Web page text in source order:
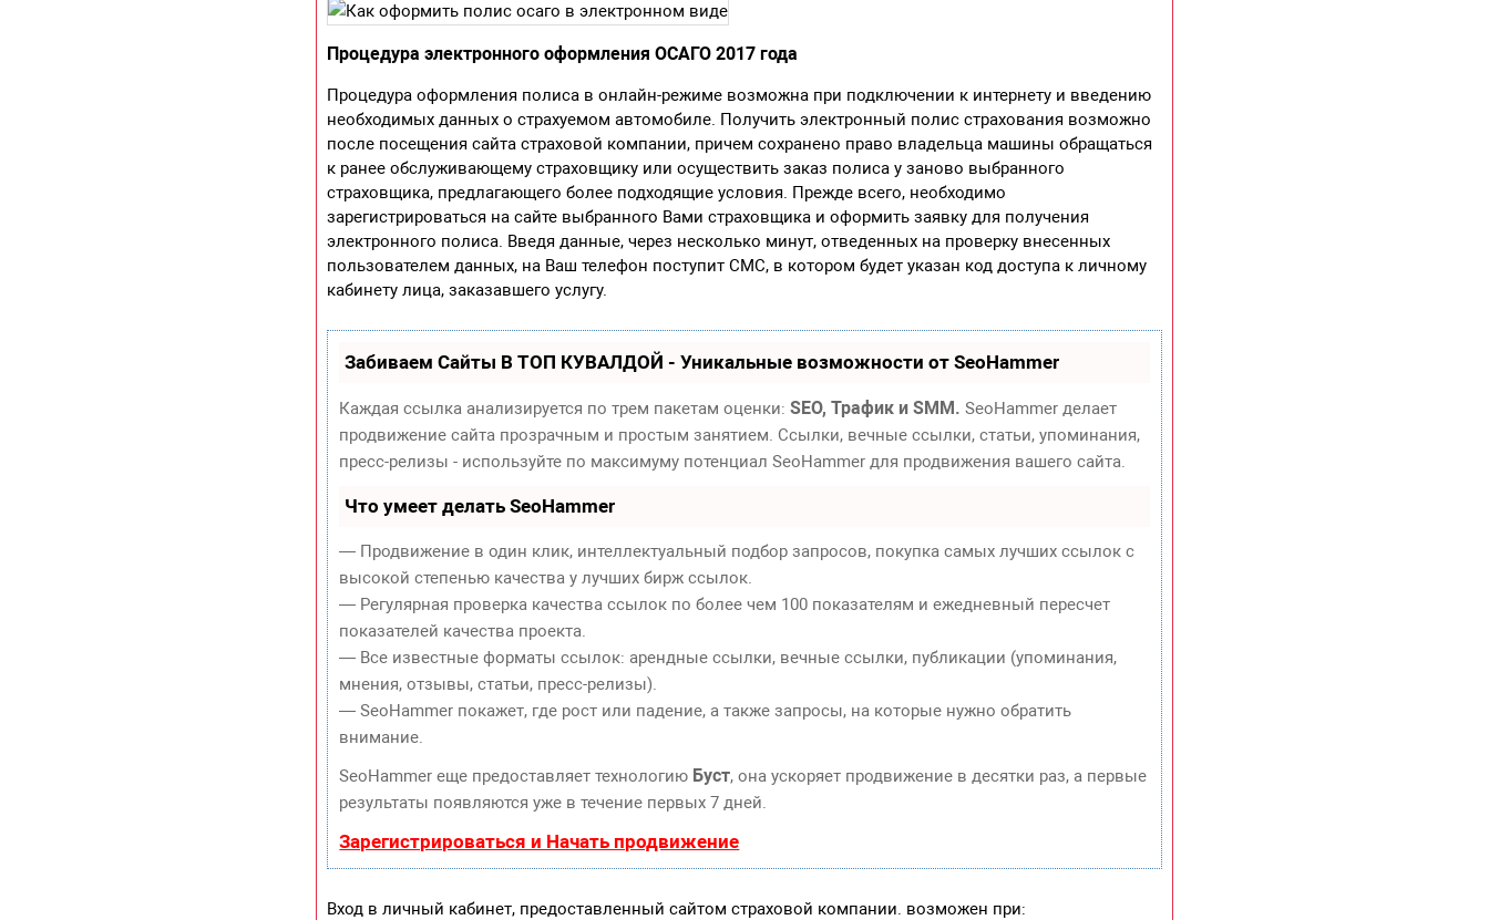
Процедура электронного оформления ОСАГО 2017 года
Процедура оформления полиса в онлайн-режиме возможна при подключении к интернету и введению
необходимых данных о страхуемом автомобиле. Получить электронный полис страхования возможно
после посещения сайта страховой компании, причем сохранено право владельца машины обращаться
к ранее обслуживающему страховщику или осуществить заказ полиса у заново выбранного
страховщика, предлагающего более подходящие условия. Прежде всего, необходимо
зарегистрироваться на сайте выбранного Вами страховщика и оформить заявку для получения
электронного полиса. Введя данные, через несколько минут, отведенных на проверку внесенных
пользователем данных, на Ваш телефон поступит СМС, в котором будет указан код доступа к личному
кабинету лица, заказавшего услугу.
Забиваем Сайты В ТОП КУВАЛДОЙ - Уникальные возможности от SeoHammer
Каждая ссылка анализируется по трем пакетам оценки:SEO, Трафик и SMM. SeoHammer делает
продвижение сайта прозрачным и простым занятием. Ссылки, вечные ссылки, статьи, упоминания,
пресс-релизы - используйте по максимуму потенциал SeoHammer для продвижения вашего сайта.
Что умеет делать SeoHammer
— Продвижение в один клик, интеллектуальный подбор запросов, покупка самых лучших ссылок с
высокой степенью качества у лучших бирж ссылок.
— Регулярная проверка качества ссылок по более чем 100 показателям и ежедневный пересчет
показателей качества проекта.
— Все известные форматы ссылок: арендные ссылки, вечные ссылки, публикации (упоминания,
мнения, отзывы, статьи, пресс-релизы).
— SeoHammer покажет, где рост или падение, а также запросы, на которые нужно обратить
внимание.
SeoHammer еще предоставляет технологию Буст, она ускоряет продвижение в десятки раз, а первые
результаты появляются уже в течение первых 7 дней.
Зарегистрироваться и Начать продвижение
Вход в личный кабинет, предоставленный сайтом страховой компании. возможен при: